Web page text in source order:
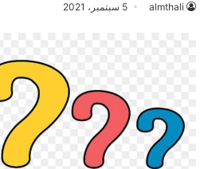
almthali 5 سبتمبر، 2021